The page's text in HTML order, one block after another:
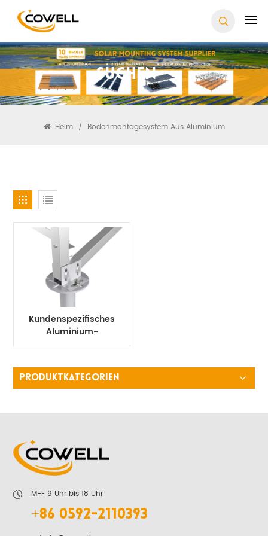
Suchen
Heim / Bodenmontagesystem Aus Aluminium
Kundenspezifisches
Aluminium-
Bodenmontage-
PRODUKTKATEGORIEN
M-F 9 Uhr bis 18 Uhr
+86 0592-2110393